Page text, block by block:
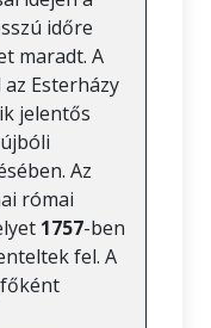
időre
maradt. A
Esterházy
jelentős
Az
római
1757-ben
fel. A